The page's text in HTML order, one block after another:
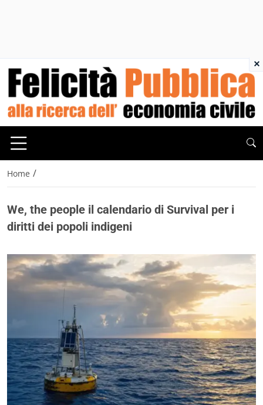
Home /
We, the people il calendario di Survival per i
diritti dei popoli indigeni
×